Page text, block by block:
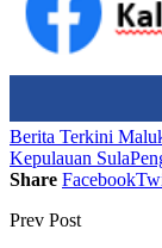
Berita Terkini
Kepulauan Sula
Share Facebook
Prev Post